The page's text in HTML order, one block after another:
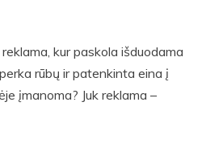
kur paskola išduodama
rūbų ir patenkinta eina į
įmanoma? Juk reklama –